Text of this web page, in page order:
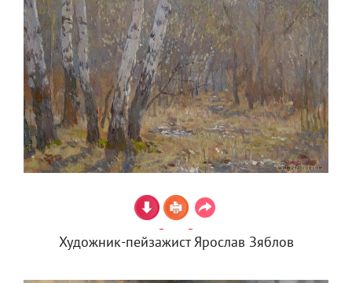
Художник-пейзажист Ярослав Зяблов